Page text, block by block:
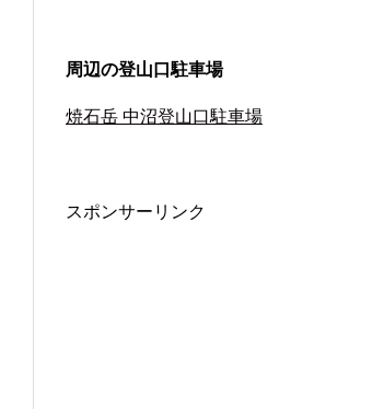
周辺の登山口駐車場
焼石岳 中沼登山口駐車場
スポンサーリンク